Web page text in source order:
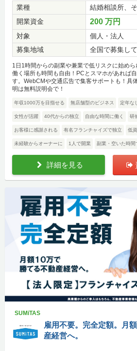
業種
結婚相談所、
開業資金
200 万円
対象
個人・法人
募集地域
全国で募集して
1日1時間からの副業や兼業で低リスクに始めら
働く場所も時間も自由！PCとスマホがあれば
す。WebCMや交通広告で集客サポートも！具
明は無料説明会で！
年収1000万を目指せる 無店舗型のビジネス 定年な
女性が活躍 40代からの独立 自由な時間に働く 研
お客様に感謝される 有名フランチャイズで独立 低
未経験からオーナーに 1人で開業 副業・空いた時間
詳細を見る
SUMiTAS
雇用不要。完全定額。月
産経営へ。